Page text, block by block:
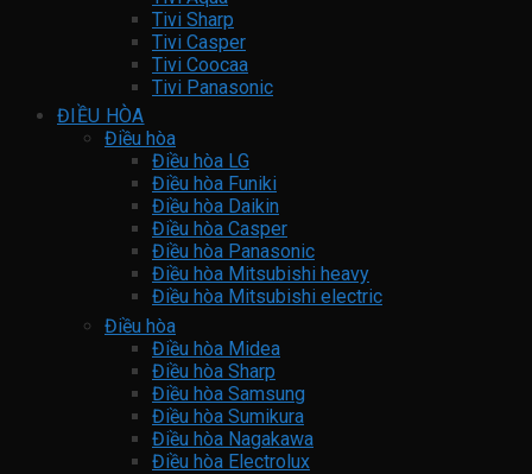
Tivi Sharp
Tivi Casper
Tivi Coocaa
Tivi Panasonic
ĐIỀU HÒA
Điều hòa
Điều hòa LG
Điều hòa Funiki
Điều hòa Daikin
Điều hòa Casper
Điều hòa Panasonic
Điều hòa Mitsubishi heavy
Điều hòa Mitsubishi electric
Điều hòa
Điều hòa Midea
Điều hòa Sharp
Điều hòa Samsung
Điều hòa Sumikura
Điều hòa Nagakawa
Điều hòa Electrolux